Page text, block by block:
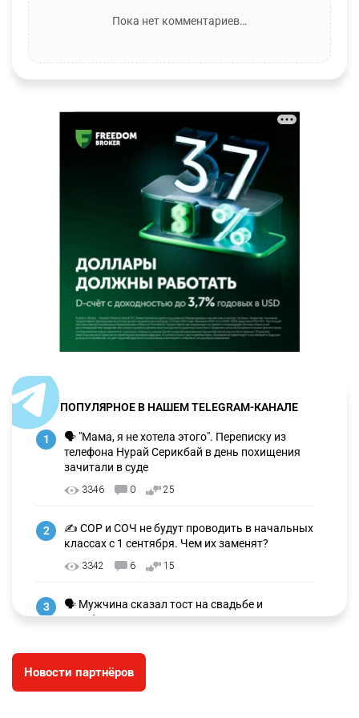
Пока нет комментариев…
ПОПУЛЯРНОЕ В НАШЕМ TELEGRAM-КАНАЛЕ
1
🗣 "Мама, я не хотела этого". Переписку из
телефона Нурай Серикбай в день похищения
зачитали в суде
3346 0 25
2
✍️ СОР и СОЧ не будут проводить в начальных
классах с 1 сентября. Чем их заменят?
3342 6 15
3
🗣 Мужчина сказал тост на свадьбе и
заработал уголовное дело
🐏 Скота больше, а мясо дороже. Почему в
Казахстане продолжают расти цены на
Новости партнёров